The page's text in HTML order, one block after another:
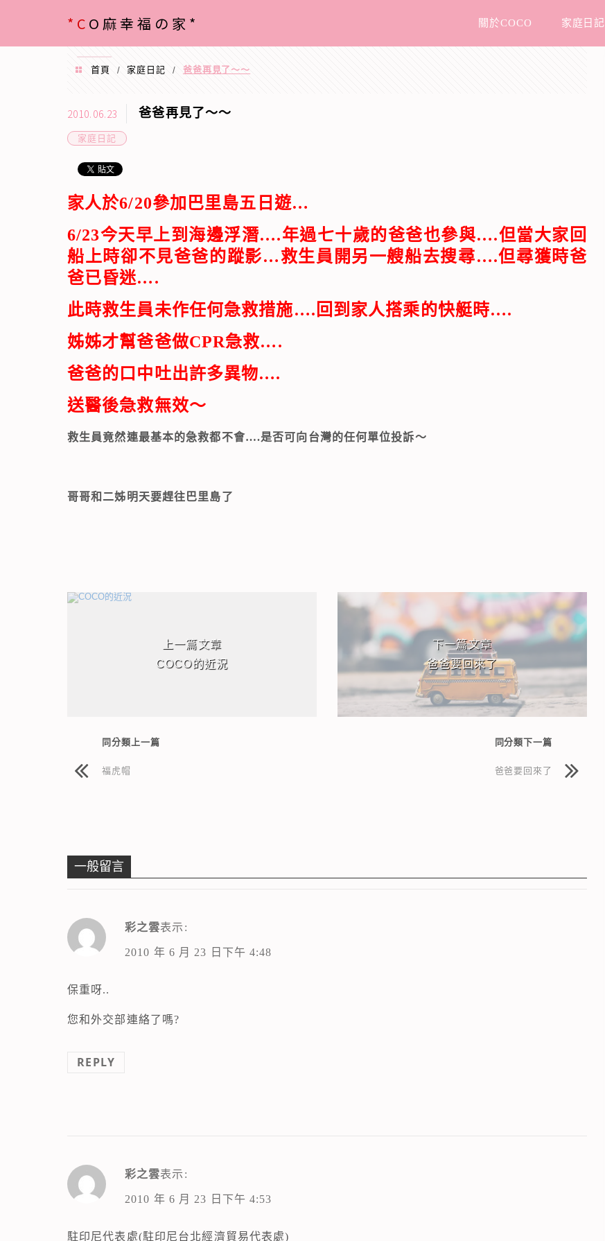
*C O麻幸福の家* 關於COCO 家庭日記
首頁 / 家庭日記 / 爸爸再見了～～
2010.06.23 爸爸再見了～～
家庭日記
家人於6/20參加巴里島五日遊…
6/23今天早上到海邊浮潛….年過七十歲的爸爸也參與….但當大家回
船上時卻不見爸爸的蹤影…救生員開另一艘船去搜尋….但尋獲時爸
爸已昏迷….
此時救生員未作任何急救措施….回到家人搭乘的快艇時….
姊姊才幫爸爸做CPR急救….
爸爸的口中吐出許多異物….
送醫後急救無效～
救生員竟然連最基本的急救都不會….是否可向台灣的任何單位投訴～
哥哥和二姊明天要趕往巴里島了
相連文章
上一篇文章
COCO的近況
下一篇文章
爸爸要回來了
同分類上一篇
福虎帽
同分類下一篇
爸爸要回來了
一般留言
彩之雲表示:
2010 年 6 月 23 日下午 4:48
保重呀..
您和外交部連絡了嗎?
REPLY
彩之雲表示:
2010 年 6 月 23 日下午 4:53
駐印尼代表處(駐印尼台北經濟貿易代表處)